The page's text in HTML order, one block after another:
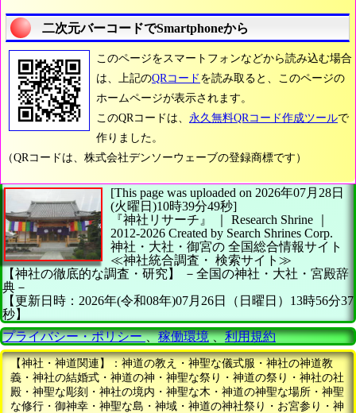
二次元バーコードでSmartphoneから
このページをスマートフォンなどから読み込む場合
は、上記のQRコード を読み取ると、このページの
ホームページが表示されます。
このQRコードは、 永久無料QRコード作成ツールで
作りました。
（QRコードは、株式会社デンソーウェーブの登録商標です）
[This page was uploaded on 2026年07月28日
(火曜日)10時39分49秒]
『神社リサーチ』 ｜ Research Shrine
2012-2026 Created by Search Shrines Corp.
神社・大社・御宮の 全国総合情報サイト
≪神社統合調査・ 検索サイト≫
【神社の徹底的な調査・研究】
－全国の神社・大社・宮殿辞
典－
【更新日時：2026年(令和08年)07月26日（日曜日）13時56分37
秒】
プライバシー・ポリシー、稼働環境、利用規約
【神社・神道関連】：神道の教え・神聖な儀式服・神社の神道教
義・神社の結婚式・神道の神・神聖な祭り・神道の祭り・神社の社
殿・神聖な彫刻・神社の境内・神聖な木・神道の神聖な場所・神聖
な修行・御神幸・神聖な島・神域・神道の神社祭り・お宮参り・神